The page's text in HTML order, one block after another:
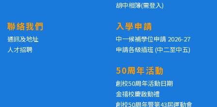
胡中相簿(需登入)
聯絡我們
通訊及地址
人才招聘
入學申請
中一候補學位申請 2026-27
申請各級插班 (中二至中五)
50周年活動
創校50周年活動日期
金禧校慶啟動禮
創校50周年暨第43屆運動會